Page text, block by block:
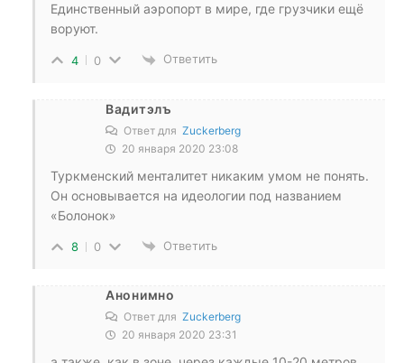
Единственный аэропорт в мире, где грузчики ещё
воруют.
4 0 Ответить
Вадитэлъ
Ответ для Zuckerberg
20 января 2020 23:08
Туркменский менталитет никаким умом не понять.
Он основывается на идеологии под названием
«Болонок»
8 0 Ответить
Анонимно
Ответ для Zuckerberg
20 января 2020 23:31